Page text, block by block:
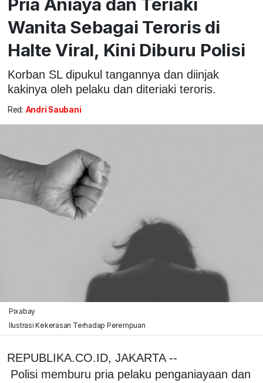
Wanita Sebagai Teroris di
Halte Viral, Kini Diburu Polisi
Korban SL dipukul tangannya dan diinjak
kakinya oleh pelaku dan diteriaki teroris.
Red: Andri Saubani
Pixabay
Ilustrasi Kekerasan Terhadap Perempuan
REPUBLIKA.CO.ID, JAKARTA --
Polisi memburu pria pelaku penganiayaan dan